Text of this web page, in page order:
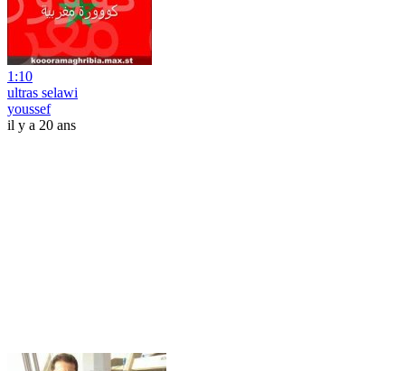
1:10
ultras selawi
youssef
il y a 20 ans